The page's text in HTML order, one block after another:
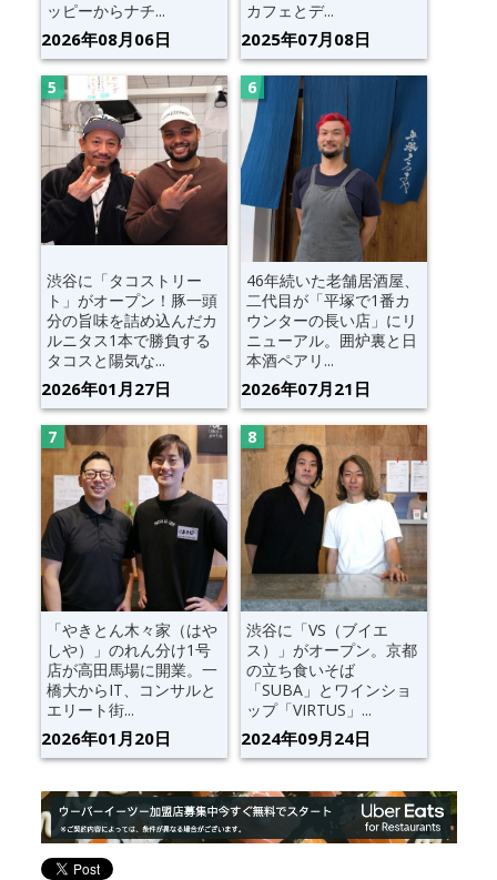
ッピーからナチ...
2026年08月06日
カフェとデ...
2025年07月08日
渋谷に「タコストリー
ト」がオープン！豚一頭
分の旨味を詰め込んだカ
ルニタス1本で勝負する
タコスと陽気な...
2026年01月27日
46年続いた老舗居酒屋、
二代目が「平塚で1番カ
ウンターの長い店」にリ
ニューアル。囲炉裏と日
本酒ペアリ...
2026年07月21日
「やきとん木々家（はや
しや）」のれん分け1号
店が高田馬場に開業。一
橋大からIT、コンサルと
エリート街...
2026年01月20日
渋谷に「VS（ブイエ
ス）」がオープン。京都
の立ち食いそば
「SUBA」とワインショ
ップ「VIRTUS」...
2024年09月24日